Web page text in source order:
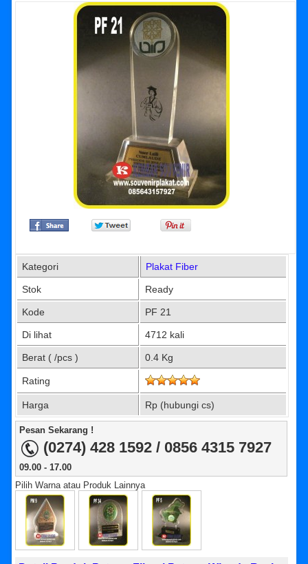
Kategori Plakat Fiber
Stok Ready
Kode PF 21
Di lihat 4712 kali
Berat ( /pcs ) 0.4 Kg
Rating
Harga Rp (hubungi cs)
Pesan Sekarang !
(0274) 428 1592 / 0856 4315 7927
09.00 - 17.00
Pilih Warna atau Produk Lainnya